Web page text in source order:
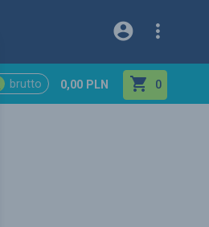
 
brutto 0,00 PLN  0